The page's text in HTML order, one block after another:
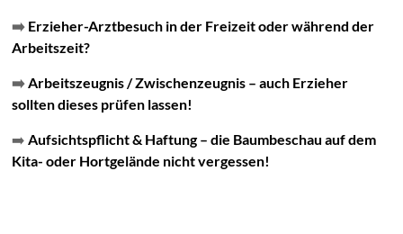
➡️ Erzieher-Arztbesuch in der Freizeit oder während der
Arbeitszeit?
➡️Arbeitszeugnis / Zwischenzeugnis – auch Erzieher
sollten dieses prüfen lassen!
➡️Aufsichtspflicht & Haftung – die Baumbeschau auf dem
Kita- oder Hortgelände nicht vergessen!